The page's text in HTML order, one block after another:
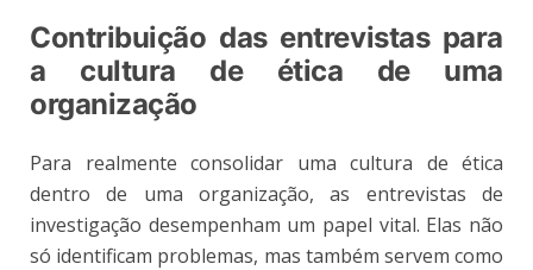
Contribuição das entrevistas para
a cultura de ética de uma
organização
Para realmente consolidar uma cultura de ética
dentro de uma organização, as entrevistas de
investigação desempenham um papel vital. Elas não
só identificam problemas, mas também servem como